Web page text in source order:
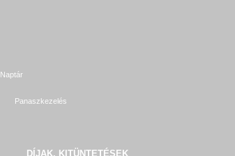
Naptár
Panaszkezelés
DÍJAK, KITÜNTETÉSEK